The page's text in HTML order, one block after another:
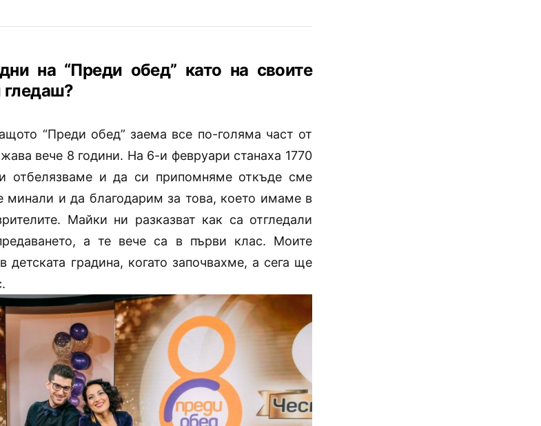
на “Преди обед” като на своите
“Преди обед” заема все по-голяма част от
вече 8 години. На 6-и февруари станаха 1770
отбелязваме и да си припомняме откъде сме
минали и да благодарим за това, което имаме в
Майки ни разказват как са отгледали
а те вече са в първи клас. Моите
детската градина, когато започвахме, а сега ще